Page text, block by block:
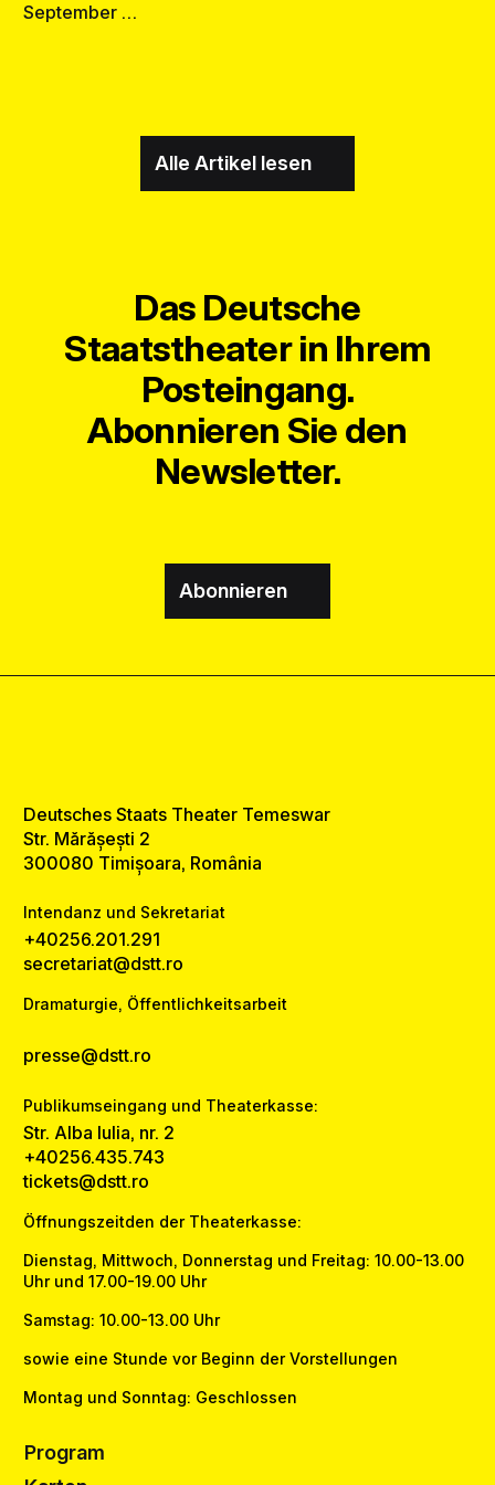
September …
Alle Artikel lesen
Das Deutsche
Staatstheater in Ihrem
Posteingang.
Abonnieren Sie den
Newsletter.
Abonnieren
Deutsches Staats Theater Temeswar
Str. Mărășești 2
300080 Timișoara, România
Intendanz und Sekretariat
+40256.201.291
secretariat@dstt.ro
Dramaturgie, Öffentlichkeitsarbeit
presse@dstt.ro
Publikumseingang und Theaterkasse:
Str. Alba Iulia, nr. 2
+40256.435.743
tickets@dstt.ro
Öffnungszeitden der Theaterkasse:
Dienstag, Mittwoch, Donnerstag und Freitag: 10.00-13.00
Uhr und 17.00-19.00 Uhr
Samstag: 10.00-13.00 Uhr
sowie eine Stunde vor Beginn der Vorstellungen
Montag und Sonntag: Geschlossen
Program